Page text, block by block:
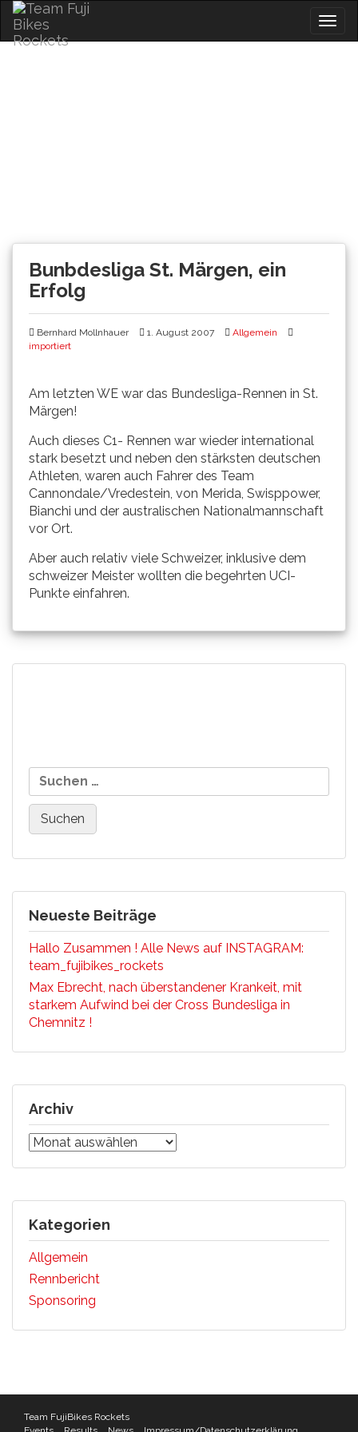
Skip
content
Bunbdesliga St. Märgen, ein
Erfolg
Bernhard Mollnhauer 1. August 2007
Allgemein
importiert
Am letzten WE war das Bundesliga-Rennen in St.
Märgen!
Auch dieses C1- Rennen war wieder international
stark besetzt und neben den stärksten deutschen
Athleten, waren auch Fahrer des Team
Cannondale/Vredestein, von Merida, Swisppower,
Bianchi und der australischen Nationalmannschaft
vor Ort.
Aber auch relativ viele Schweizer, inklusive dem
schweizer Meister wollten die begehrten UCI-
Punkte einfahren.
Neueste Beiträge
Hallo Zusammen ! Alle News auf INSTAGRAM:
team_fujibikes_rockets
Max Ebrecht, nach überstandener Krankeit, mit
starkem Aufwind bei der Cross Bundesliga in
Chemnitz !
Archiv
Archiv
Kategorien
Allgemein
Rennbericht
Sponsoring
Team FujiBikes Rockets